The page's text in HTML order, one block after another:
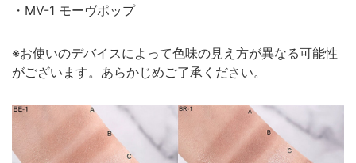
・MV-1 モーヴポップ
※お使いのデバイスによって色味の見え方が異なる可能性
がございます。あらかじめご了承ください。